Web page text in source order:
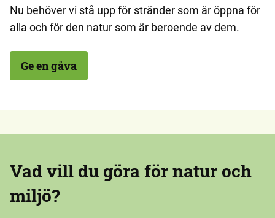
Nu behöver vi stå upp för stränder som är öppna för
alla och för den natur som är beroende av dem.
Ge en gåva
Vad vill du göra för natur och
miljö?